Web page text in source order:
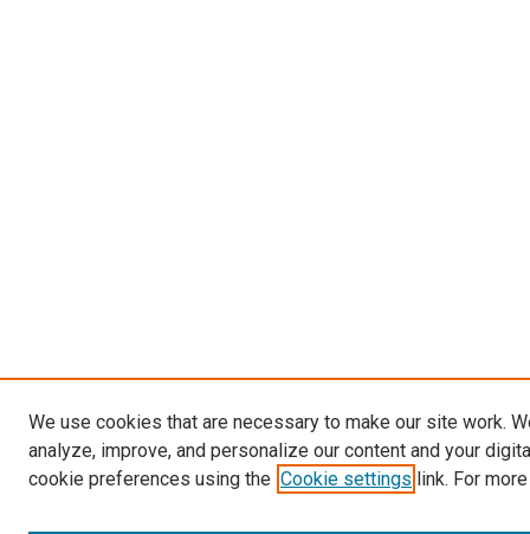
We use cookies that are necessary to make our site work.
analyze, improve, and personalize our content and your
cookie preferences using the Cookie settings link. For